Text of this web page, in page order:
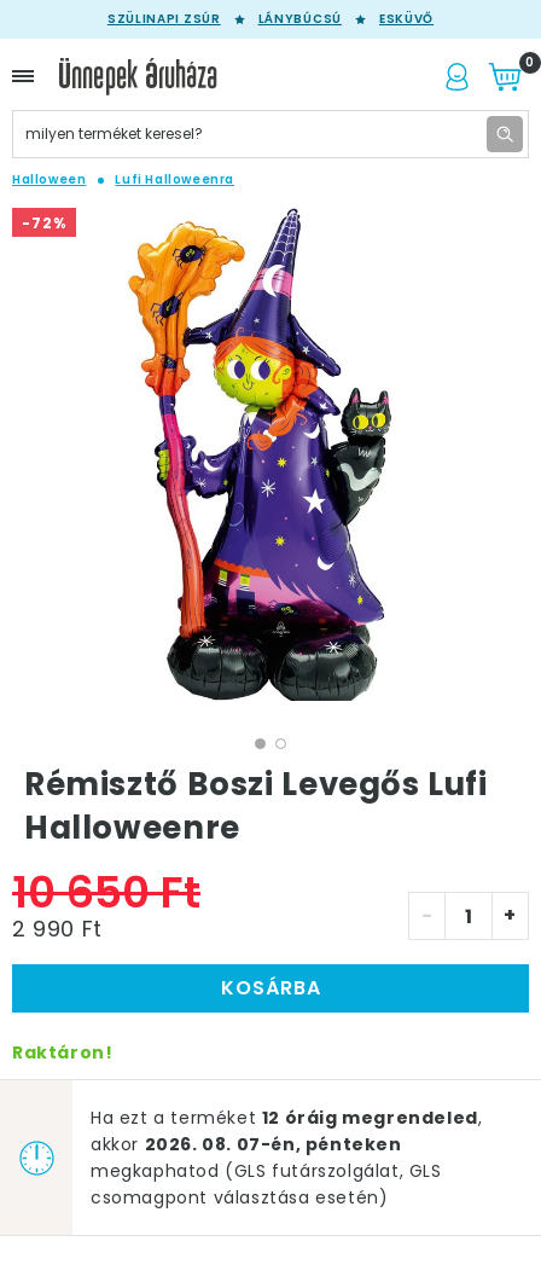
SZÜLINAPI ZSÚR LÁNYBÚCSÚ ESKÜVŐ
0
Halloween Lufi Halloweenra
-72%
Rémisztő Boszi Levegős Lufi
Halloweenre
10 650 Ft
2 990 Ft - +
KOSÁRBA
Raktáron!
Ha ezt a terméket 12 óráig megrendeled,
akkor 2026. 08. 07-én, pénteken
megkaphatod (GLS futárszolgálat, GLS
csomagpont választása esetén)